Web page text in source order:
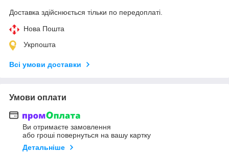
Доставка здійснюється тільки по передоплаті.
Нова Пошта
Укрпошта
Всі умови доставки
Умови оплати
Ви отримаєте замовлення
або гроші повернуться на вашу картку
Детальніше